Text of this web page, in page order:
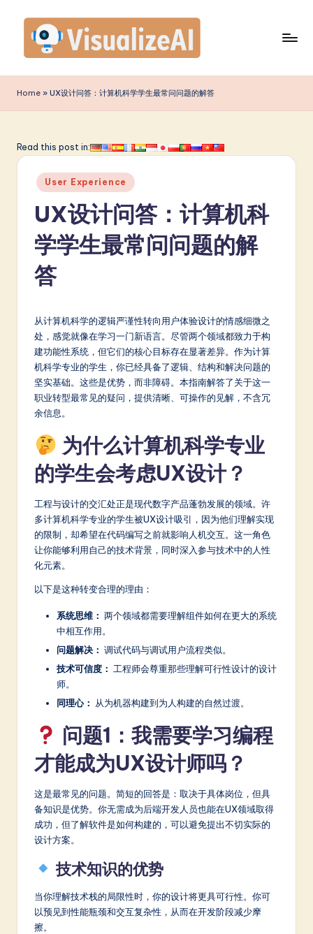
content
is
u
li
S
m
p
fi
hi
in
&
ft
w
Home » UX设计问答：计算机科学学生最常问问题的解答
Read this post in:
Posted
in
User Experience
UX设计问答：计算机科
学学生最常问问题的解
答
从计算机科学的逻辑严谨性转向用户体验设计的情感细微之
处，感觉就像在学习一门新语言。尽管两个领域都致力于构
建功能性系统，但它们的核心目标存在显著差异。作为计算
机科学专业的学生，你已经具备了逻辑、结构和解决问题的
坚实基础。这些是优势，而非障碍。本指南解答了关于这一
职业转型最常见的疑问，提供清晰、可操作的见解，不含冗
余信息。
为什么计算机科学专业
的学生会考虑UX设计？
工程与设计的交汇处正是现代数字产品蓬勃发展的领域。许
多计算机科学专业的学生被UX设计吸引，因为他们理解实现
的限制，却希望在代码编写之前就影响人机交互。这一角色
让你能够利用自己的技术背景，同时深入参与技术中的人性
化元素。
以下是这种转变合理的理由：
系统思维： 两个领域都需要理解组件如何在更大的系统
中相互作用。
问题解决： 调试代码与调试用户流程类似。
技术可信度： 工程师会尊重那些理解可行性设计的设计
师。
同理心：
从为机器构建到为人构建的自然过渡。
问题1：我需要学习编程
才能成为UX设计师吗？
这是最常见的问题。简短的回答是：取决于具体岗位，但具
备知识是优势。你无需成为后端开发人员也能在UX领域取得
成功，但了解软件是如何构建的，可以避免提出不切实际的
设计方案。
技术知识的优势
当你理解技术栈的局限性时，你的设计将更具可行性。你可
以预见到性能瓶颈和交互复杂性，从而在开发阶段减少摩
擦。